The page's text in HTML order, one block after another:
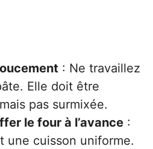
: Ne travaillez
Elle doit être
pas surmixée.
le four à l’avance :
une cuisson uniforme.